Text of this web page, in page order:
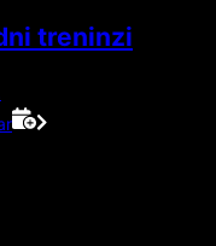
treninzi